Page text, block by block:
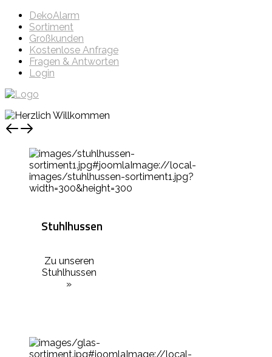
DekoAlarm
Sortiment
Großkunden
Kostenlose Anfrage
Fragen & Antworten
Login
Stuhlhussen
Zu unseren
Stuhlhussen
»